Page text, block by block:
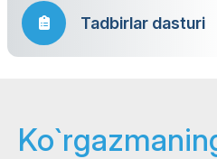
Tadbirlar dasturi